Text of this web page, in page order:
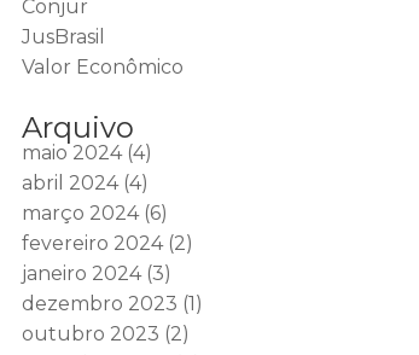
Conjur
JusBrasil
Valor Econômico
Arquivo
maio 2024(4)
abril 2024(4)
março 2024(6)
fevereiro 2024(2)
janeiro 2024(3)
dezembro 2023 (1)
outubro 2023 (2)